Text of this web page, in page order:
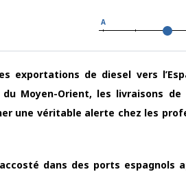
A
exportations de diesel vers
Moyen-Orient, les livraisons de
une véritable alerte chez les
dans des ports espagnols